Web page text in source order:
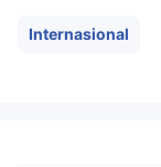
Internasional